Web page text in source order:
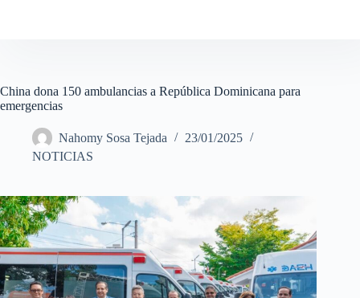
China dona 150 ambulancias a República Dominicana para
emergencias
Nahomy Sosa Tejada
23/01/2025
NOTICIAS